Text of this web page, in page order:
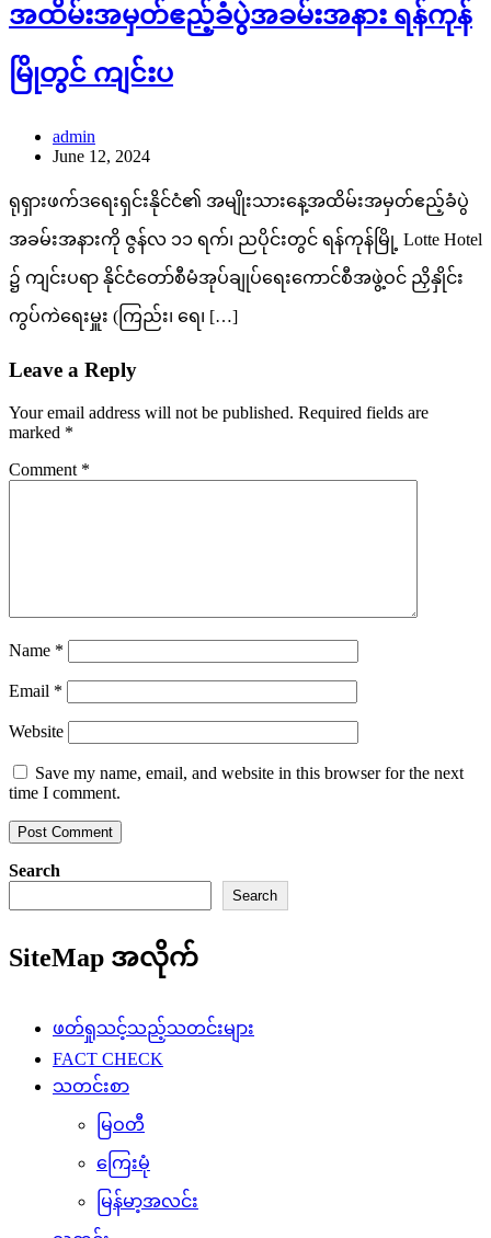
အထိမ်းအမှတ်ဧည့်ခံပွဲအခမ်းအနား ရန်ကုန်
မြိုတွင် ကျင်းပ
admin
June 12, 2024
ရုရှားဖက်ဒရေးရှင်းနိုင်ငံ၏ အမျိုးသားနေ့အထိမ်းအမှတ်ဧည့်ခံပွဲ
အခမ်းအနားကို ဇွန်လ ၁၁ ရက်၊ ညပိုင်းတွင် ရန်ကုန်မြို့ Lotte Hotel
၌ ကျင်းပရာ နိုင်ငံတော်စီမံအုပ်ချုပ်ရေးကောင်စီအဖွဲ့ဝင် ညှိနှိုင်း
ကွပ်ကဲရေးမှူး (ကြည်း၊ ရေ၊ […]
Leave a Reply
Your email address will not be published. Required fields are
marked *
Comment *
Name *
Email *
Website
Save my name, email, and website in this browser for the next
time I comment.
Search
Search
SiteMap အလိုက်
ဖတ်ရှုသင့်သည့်သတင်းများ
FACT CHECK
သတင်းစာ
မြဝတီ
ကြေးမုံ
မြန်မာ့အလင်း